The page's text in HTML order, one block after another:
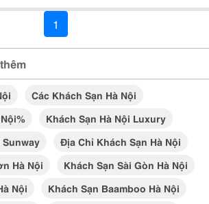
1
Các Khách Sạn Hà Nội
Khách Sạn Hà Nội Luxury
Sunway
Địa Chỉ Khách Sạn Hà Nội
Hà Nội
Khách Sạn Sài Gòn Hà Nội
Nội
Khách Sạn Baamboo Hà Nội